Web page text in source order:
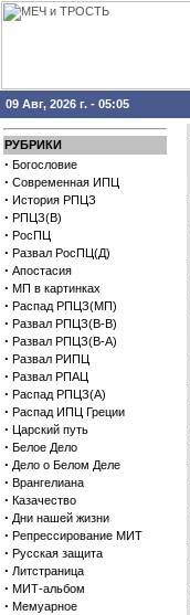
09 Авг, 2026 г. - 05:05
РУБРИКИ
· Богословие
· Современная ИПЦ
· История РПЦЗ
· РПЦЗ(В)
· РосПЦ
· Развал РосПЦ(Д)
· Апостасия
· МП в картинках
· Распад РПЦЗ(МП)
· Развал РПЦЗ(В-В)
· Развал РПЦЗ(В-А)
· Развал РИПЦ
· Развал РПАЦ
· Распад РПЦЗ(А)
· Распад ИПЦ Греции
· Царский путь
· Белое Дело
· Дело о Белом Деле
· Врангелиана
· Казачество
· Дни нашей жизни
· Репрессирование МИТ
· Русская защита
· Литстраница
· МИТ-альбом
· Мемуарное